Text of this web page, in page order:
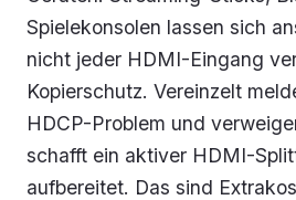
Spielekonsolen lassen sich
nicht jeder HDMI-Eingang
Kopierschutz. Vereinzelt
HDCP-Problem und
schafft ein aktiver HDMI-
aufbereitet. Das sind